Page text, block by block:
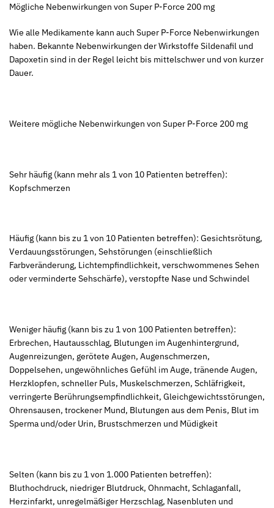
Mögliche Nebenwirkungen von Super P-Force 200 mg
Wie alle Medikamente kann auch Super P-Force Nebenwirkungen
haben. Bekannte Nebenwirkungen der Wirkstoffe Sildenafil und
Dapoxetin sind in der Regel leicht bis mittelschwer und von kurzer
Dauer.
Weitere mögliche Nebenwirkungen von Super P-Force 200 mg
Sehr häufig (kann mehr als 1 von 10 Patienten betreffen):
Kopfschmerzen
Häufig (kann bis zu 1 von 10 Patienten betreffen): Gesichtsrötung,
Verdauungsstörungen, Sehstörungen (einschließlich
Farbveränderung, Lichtempfindlichkeit, verschwommenes Sehen
oder verminderte Sehschärfe), verstopfte Nase und Schwindel
Weniger häufig (kann bis zu 1 von 100 Patienten betreffen):
Erbrechen, Hautausschlag, Blutungen im Augenhintergrund,
Augenreizungen, gerötete Augen, Augenschmerzen,
Doppelsehen, ungewöhnliches Gefühl im Auge, tränende Augen,
Herzklopfen, schneller Puls, Muskelschmerzen, Schläfrigkeit,
verringerte Berührungsempfindlichkeit, Gleichgewichtsstörungen,
Ohrensausen, trockener Mund, Blutungen aus dem Penis, Blut im
Sperma und/oder Urin, Brustschmerzen und Müdigkeit
Selten (kann bis zu 1 von 1.000 Patienten betreffen):
Bluthochdruck, niedriger Blutdruck, Ohnmacht, Schlaganfall,
Herzinfarkt, unregelmäßiger Herzschlag, Nasenbluten und